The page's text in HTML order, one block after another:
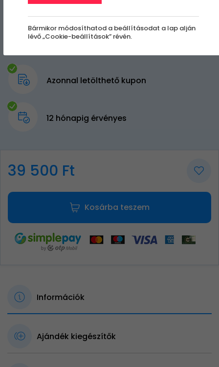
Azonnal letölthető kupon
12 hónapig érvényes
39 500 Ft
Kosárba teszem
Információk
Ajándék kiegészítők
Bármikor módosíthatod a beállításodat a lap alján
lévő „Cookie-beállítások” révén.